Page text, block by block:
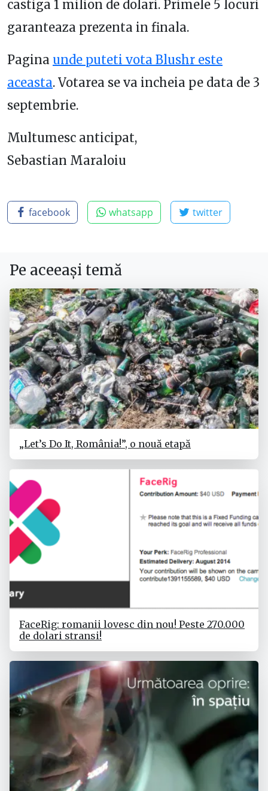
castiga 1 milion de dolari. Primele 5 locuri
garanteaza prezenta in finala.
Pagina unde puteti vota Blushr este
aceasta. Votarea se va incheia pe data de 3
septembrie.
Multumesc anticipat,
Sebastian Maraloiu
facebook whatsapp twitter
Pe aceeași temă
„Let’s Do It, România!”, o nouă etapă
FaceRig: romanii lovesc din nou! Peste 270.000
de dolari stransi!